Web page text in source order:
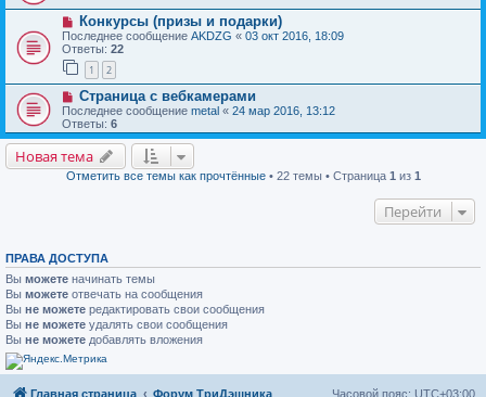
Конкурсы (призы и подарки)
Последнее сообщение AKDZG « 03 окт 2016, 18:09
Ответы: 22
1 2
Страница с вебкамерами
Последнее сообщение metal « 24 мар 2016, 13:12
Ответы: 6
Новая тема
Отметить все темы как прочтённые• 22 темы • Страница 1 из 1
Перейти
ПРАВА ДОСТУПА
Вы можете начинать темы
Вы можете отвечать на сообщения
Вы не можете редактировать свои сообщения
Вы не можете удалять свои сообщения
Вы не можете добавлять вложения
Главная страница Форум ТриДэшника Часовой пояс: UTC+03:00